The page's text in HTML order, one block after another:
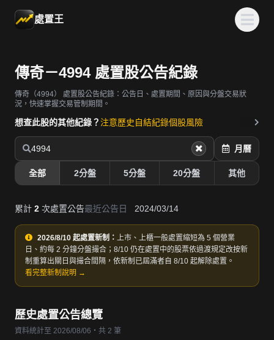
處置王
傳奇－4994 處置股公告紀錄
傳奇（4994）
處置股公告紀錄：公告日、處置期間、原因與分盤交易狀
況，快速掌握交易管制期間。
想查此股的其他紀錄？ 注意歷史自結紀錄個股風險
4994 月曆
全部 2分盤 5分盤 20分盤 其他
累計 2 次處置公告最近公告日 2024/03/14
2026/8/10 起處置新制： 上市、上櫃一般處置縮短為 5 個營業
日、約每 2 分鐘分盤撮合；8/10 仍在處置中的股票依過渡規定改按新
制重算出關日與撮合間隔，依新制已屆滿者自 8/10 起解除處置。
看完整新制說明 →
歷史處置公告總覽
資料統計至 2026/08/06・共 2 筆